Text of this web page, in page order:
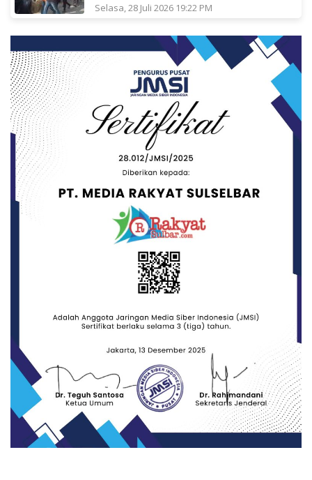
Selasa, 28 Juli 2026 19:22 PM